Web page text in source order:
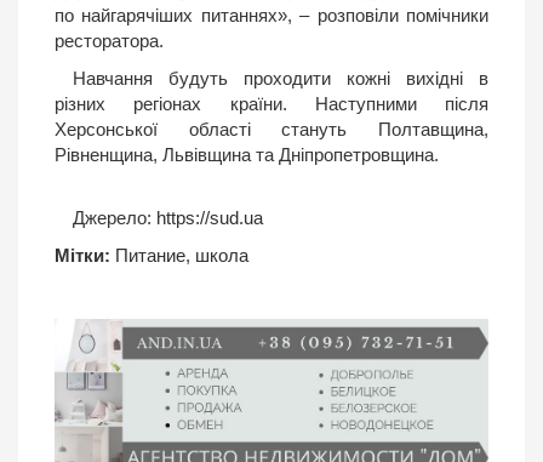
по найгарячіших питаннях», – розповіли помічники
ресторатора.
Навчання будуть проходити кожні вихідні в
різних регіонах країни. Наступними після
Херсонської області стануть Полтавщина,
Рівненщина, Львівщина та Дніпропетровщина.
Джерело: https://sud.ua
Мітки: Питание, школа